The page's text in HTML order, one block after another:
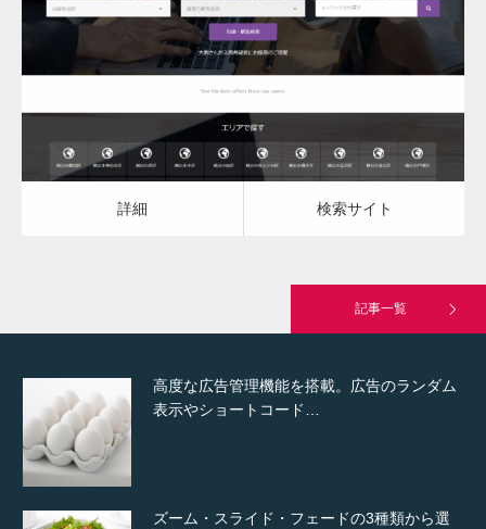
ケアマネージャー ケアマネージャー
詳細 検索サイト
詳細 検索サイト
記事一覧
Hello world!
高度な広告管理機能を搭載。広告のランダム
表示やショートコード…
ズーム・スライド・フェードの3種類から選